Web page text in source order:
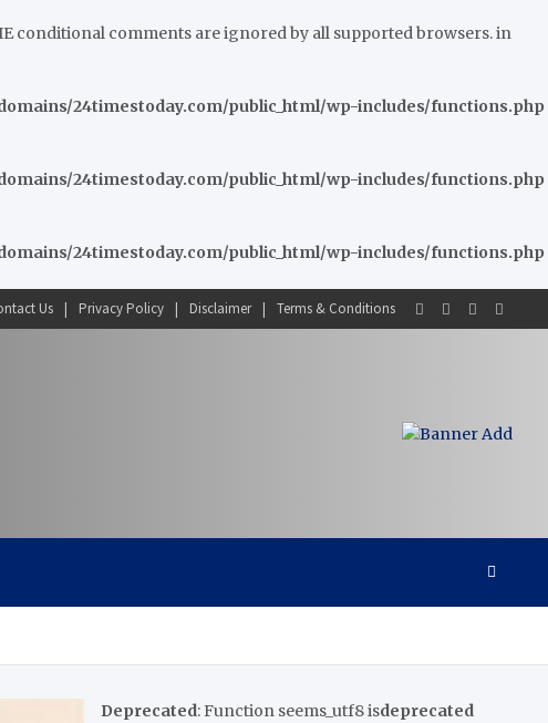
conditional comments are ignored by all supported browsers. in
24timestoday.com/public_html/wp-includes/functions.php
24timestoday.com/public_html/wp-includes/functions.php
24timestoday.com/public_html/wp-includes/functions.php
Us Privacy Policy Disclaimer Terms & Conditions
Deprecated: Function seems_utf8 isdeprecated